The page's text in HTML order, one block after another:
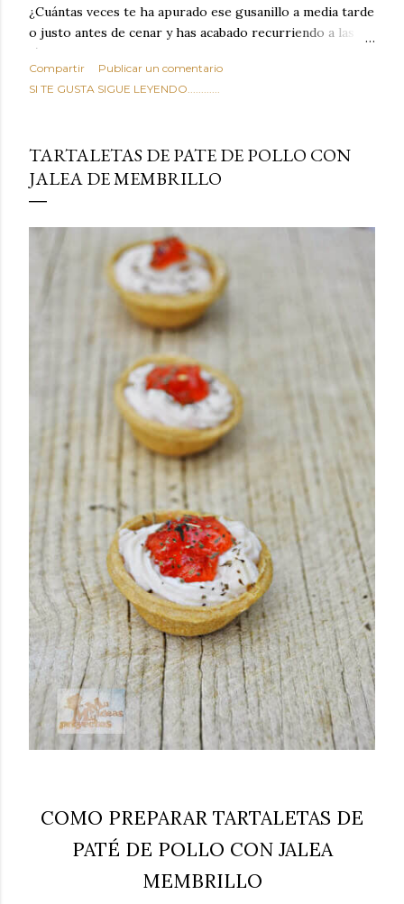
¿Cuántas veces te ha apurado ese gusanillo a media tarde
o justo antes de cenar y has acabado recurriendo a las
típicas patatas de bolsa, frutos secos fritos o snacks
ultraprocesados llenos de grasas saturadas y sodio?
Todos hemos estado ahí. Sin embargo, cuidarse no tiene
satisface. Estas alubias crujientes al horno van a cambiar
por completo tu forma de ver las legumbres. Olvídate de
asociar las alubias únicamente a los guisos tradicionales y
revolucionaria, transformaremos un ingrediente tan
humilde como la alubia de La Bañeza en un snack ligero,
dorado, cargado de proteína y 100% natural. Es el
sustituto perfecto a los frutos se...
Compartir
Publicar un comentario
SI TE GUSTA SIGUE LEYENDO............
TARTALETAS DE PATE DE POLLO CON
JALEA DE MEMBRILLO
COMO PREPARAR TARTALETAS DE
PATÉ DE POLLO CON JALEA
MEMBRILLO